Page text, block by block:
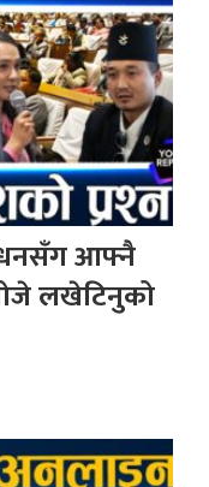
आफ्नै
लखेटिनुको